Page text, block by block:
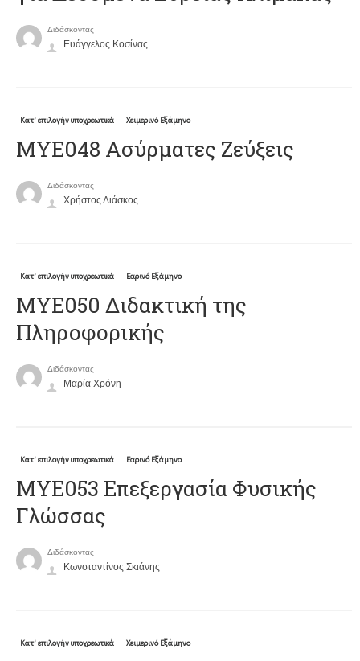
Διδάσκοντας
Ευάγγελος Κοσίνας
Κατ' επιλογήν υποχρεωτικά Χειμερινό Εξάμηνο
ΜΥΕ048 Ασύρματες Ζεύξεις
Διδάσκοντας
Χρήστος Λιάσκος
Κατ' επιλογήν υποχρεωτικά Εαρινό Εξάμηνο
ΜΥΕ050 Διδακτική της
Πληροφορικής
Διδάσκοντας
Μαρία Χρόνη
Κατ' επιλογήν υποχρεωτικά Εαρινό Εξάμηνο
ΜΥΕ053 Επεξεργασία Φυσικής
Γλώσσας
Διδάσκοντας
Κωνσταντίνος Σκιάνης
Κατ' επιλογήν υποχρεωτικά Χειμερινό Εξάμηνο